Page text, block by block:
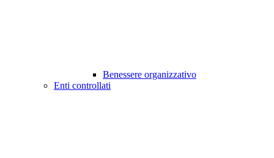
Benessere organizzativo
Enti controllati